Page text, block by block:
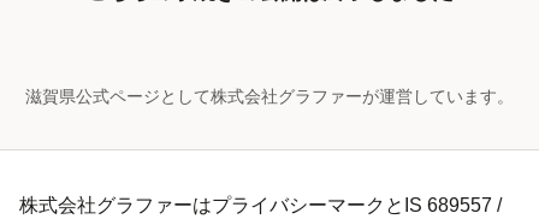
滋賀県公式ページとして株式会社グラファーが運営しています。
株式会社グラファーはプライバシーマークとIS 689557 /